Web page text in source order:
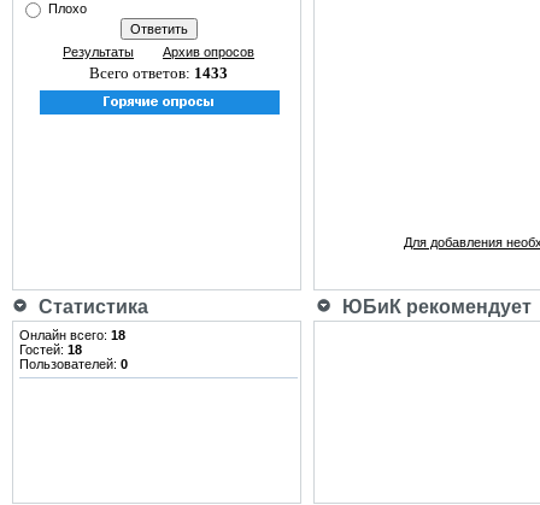
Плохо
Результаты Архив опросов
Всего ответов: 1433
Для добавления
Статистика ЮБиК рекомендует
Онлайн всего: 18
Гостей: 18
Пользователей: 0